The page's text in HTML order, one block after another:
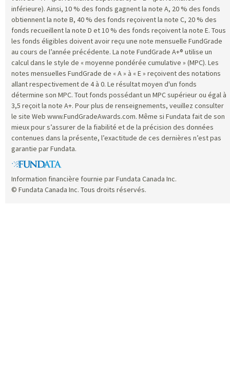
inférieure). Ainsi, 10 % des fonds gagnent la note A, 20 % des fonds
obtiennent la note B, 40 % des fonds reçoivent la note C, 20 % des
fonds recueillent la note D et 10 % des fonds reçoivent la note E. Tous
les fonds éligibles doivent avoir reçu une note mensuelle FundGrade
au cours de l’année précédente. La note FundGrade A+® utilise un
calcul dans le style de « moyenne pondérée cumulative » (MPC). Les
notes mensuelles FundGrade de « A » à « E » reçoivent des notations
allant respectivement de 4 à 0. Le résultat moyen d'un fonds
détermine son MPC. Tout fonds possédant un MPC supérieur ou égal à
3,5 reçoit la note A+. Pour plus de renseignements, veuillez consulter
le site Web www.FundGradeAwards.com. Même si Fundata fait de son
mieux pour s’assurer de la fiabilité et de la précision des données
contenues dans la présente, l’exactitude de ces dernières n’est pas
garantie par Fundata.
Information financière fournie par Fundata Canada Inc.
© Fundata Canada Inc. Tous droits réservés.